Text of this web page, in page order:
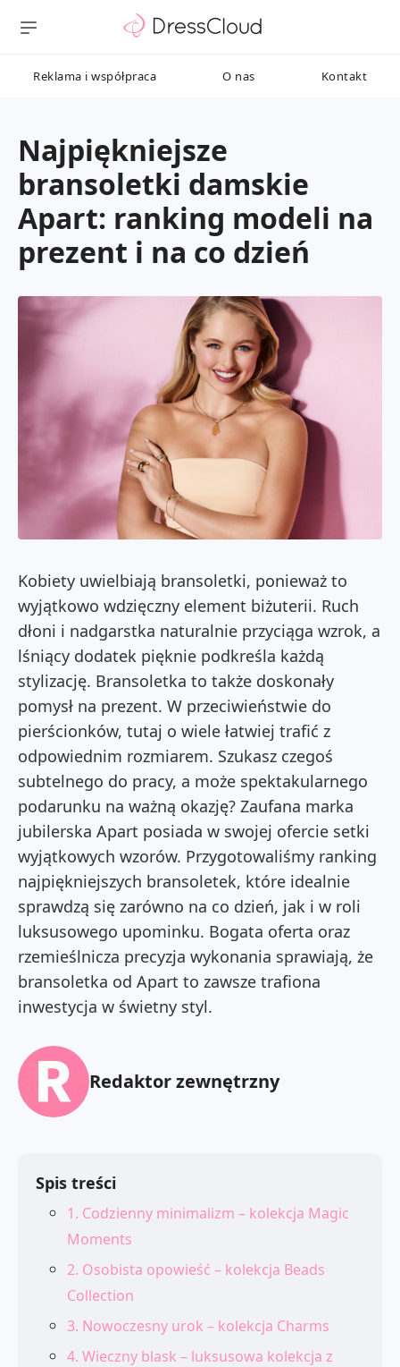
Reklama i współpraca O nas Kontakt
Najpiękniejsze
bransoletki damskie
Apart: ranking modeli na
prezent i na co dzień
Kobiety uwielbiają bransoletki, ponieważ to
wyjątkowo wdzięczny element biżuterii. Ruch
dłoni i nadgarstka naturalnie przyciąga wzrok, a
lśniący dodatek pięknie podkreśla każdą
stylizację. Bransoletka to także doskonały
pomysł na prezent. W przeciwieństwie do
pierścionków, tutaj o wiele łatwiej trafić z
odpowiednim rozmiarem. Szukasz czegoś
subtelnego do pracy, a może spektakularnego
podarunku na ważną okazję? Zaufana marka
jubilerska Apart posiada w swojej ofercie setki
wyjątkowych wzorów. Przygotowaliśmy ranking
najpiękniejszych bransoletek, które idealnie
sprawdzą się zarówno na co dzień, jak i w roli
luksusowego upominku. Bogata oferta oraz
rzemieślnicza precyzja wykonania sprawiają, że
bransoletka od Apart to zawsze trafiona
inwestycja w świetny styl.
Redaktor zewnętrzny
Spis treści
1. Codzienny minimalizm – kolekcja Magic
Moments
2. Osobista opowieść – kolekcja Beads
Collection
3. Nowoczesny urok – kolekcja Charms
4. Wieczny blask – luksusowa kolekcja z